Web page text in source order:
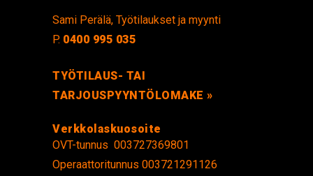
Sami Perälä, Työtilaukset ja myynti
P. 0400 995 035
TYÖTILAUS- TAI
TARJOUSPYYNTÖLOMAKE »
Verkkolaskuosoite
OVT-tunnus 003727369801
Operaattoritunnus 003721291126